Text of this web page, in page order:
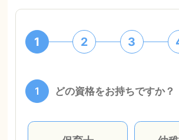
1 2 3
1 どの資格をお持ちですか？